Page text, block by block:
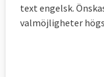
text engelsk.
valmöjligheter